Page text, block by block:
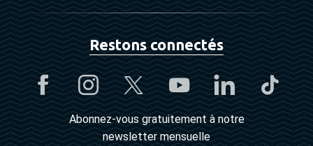
Restons connectés
Abonnez-vous gratuitement à notre
newsletter mensuelle